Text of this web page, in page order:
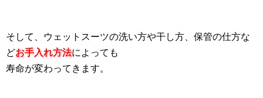
そして、ウェットスーツの洗い方や干し方、保管の仕方な
どお手入れ方法によっても
寿命が変わってきます。